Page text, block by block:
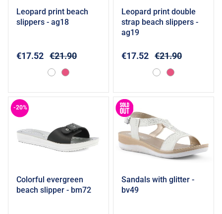
Add to cart
leopard print beach
slippers - ag18
€17.52 €21.90
Add to cart
leopard print double
strap beach slippers -
ag19
€17.52 €21.90
-20%
Add to cart
colorful evergreen
beach slipper - bm72
sandals with glitter -
bv49